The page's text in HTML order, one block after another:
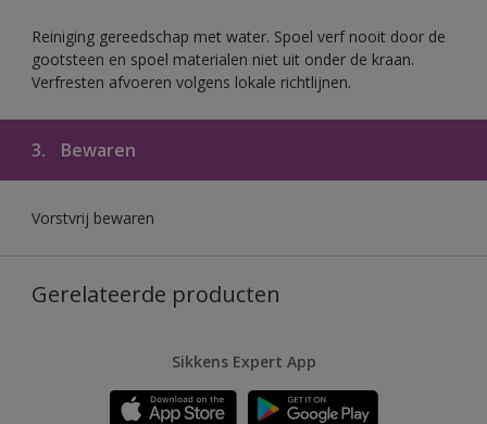
Reiniging gereedschap met water. Spoel verf nooit door de
gootsteen en spoel materialen niet uit onder de kraan.
Verfresten afvoeren volgens lokale richtlijnen.
3. Bewaren
Vorstvrij bewaren
Gerelateerde producten
Sikkens Expert App